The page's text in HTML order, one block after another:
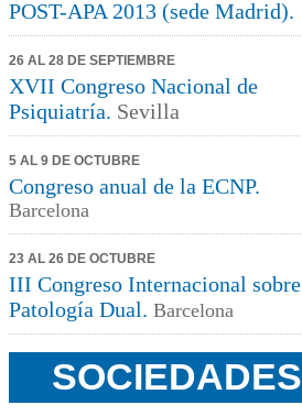
POST-APA 2013 (sede Madrid).
26 AL 28 DE SEPTIEMBRE
XVII Congreso Nacional de
Psiquiatría. Sevilla
5 AL 9 DE OCTUBRE
Congreso anual de la ECNP.
Barcelona
23 AL 26 DE OCTUBRE
III Congreso Internacional sobre
Patología Dual. Barcelona
SOCIEDADES